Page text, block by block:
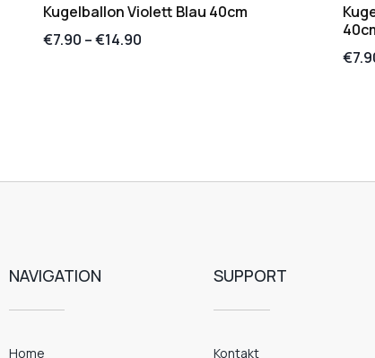
Kugelballon Violett Blau 40cm
€7.90 –€14.90
€
NAVIGATION
Home
SUPPORT
Kontakt